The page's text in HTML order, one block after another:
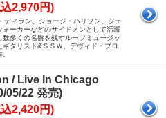
2,970円)
ディラン、ジョージ・ハリソン、ジェ
ォーカーなどのサイドメンとして活躍
数多くの名盤を残すルーツミュージッ
ギタリスト&ＳＳＷ、デヴィド・ブロ
/ Live In Chicago
05/22 発売)
2,420円)